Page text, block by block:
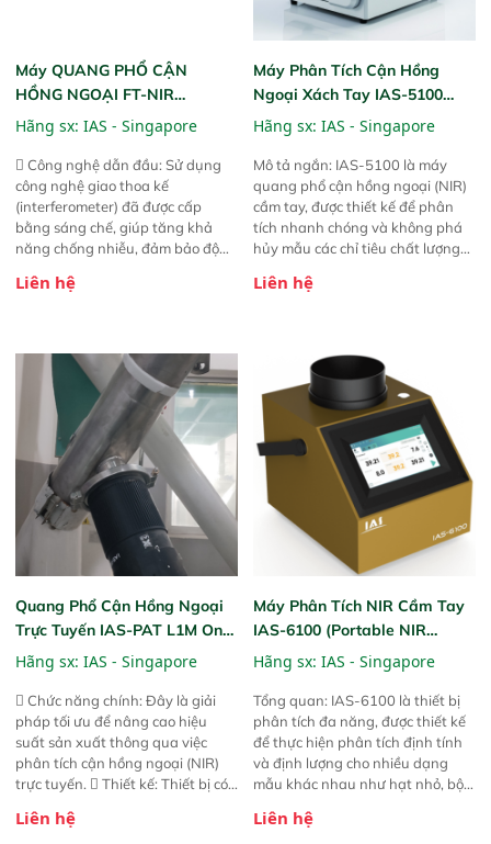
Máy QUANG PHỔ CẬN
HỒNG NGOẠI FT-NIR
Analyzer Vista-R
Hãng sx: IAS - Singapore
 Công nghệ dẫn đầu: Sử dụng
công nghệ giao thoa kế
(interferometer) đã được cấp
bằng sáng chế, giúp tăng khả
năng chống nhiễu, đảm bảo độ
Phạm vi ứng dụng rộng: Đáp ứng
ngành công nghiệp khác nhau. 
Độ nhạy cao: Trang bị đầu dò
InGaAs độ nhạy cao, cung cấp
phản hồi phổ tuyến tính đầy đủ,
đảm bảo độ chính xác và khả
năng lặp lại tối ưu.
Liên hệ
Máy Phân Tích Cận Hồng
Ngoại Xách Tay IAS-5100
(Portable NIR Analyzer)
Hãng sx: IAS - Singapore
Mô tả ngắn: IAS-5100 là máy
quang phổ cận hồng ngoại (NIR)
cầm tay, được thiết kế để phân
tích nhanh chóng và không phá
hủy mẫu các chỉ tiêu chất lượng
Thiết bị linh hoạt cho nhiều kịch
trực tiếp ngoài đồng ruộng.
Liên hệ
Quang Phổ Cận Hồng Ngoại
Trực Tuyến IAS-PAT L1M On-
Line NIR
Hãng sx: IAS - Singapore
 Chức năng chính: Đây là giải
pháp tối ưu để nâng cao hiệu
suất sản xuất thông qua việc
phân tích cận hồng ngoại (NIR)
trực tuyến.  Thiết kế: Thiết bị có
hỗ trợ tản nhiệt tăng cường và đã
Liên hệ
Máy Phân Tích NIR Cầm Tay
IAS-6100 (Portable NIR
Analyzer)
Hãng sx: IAS - Singapore
Tổng quan: IAS-6100 là thiết bị
phân tích đa năng, được thiết kế
để thực hiện phân tích định tính
và định lượng cho nhiều dạng
mẫu khác nhau như hạt nhỏ, bột,
này cho phép bất kỳ ai cũng có
Liên hệ